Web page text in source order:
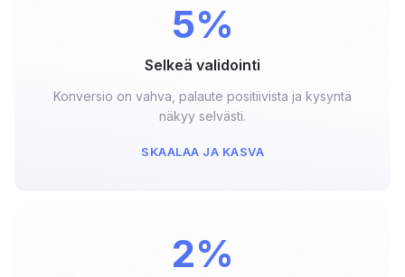
5%
Selkeä validointi
Konversio on vahva, palaute positiivista ja kysyntä
näkyy selvästi.
SKAALAA JA KASVA
2%